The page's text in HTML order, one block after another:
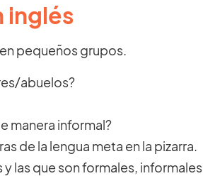
inglés
pequeños grupos.
abuelos?
manera informal?
de la lengua meta en la pizarra.
las que son formales, informales